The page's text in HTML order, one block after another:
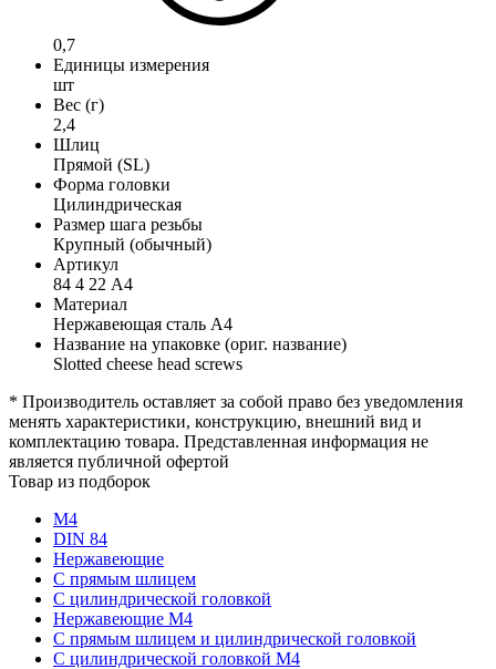
0,7
Единицы измерения
шт
Вес (г)
2,4
Шлиц
Прямой (SL)
Форма головки
Цилиндрическая
Размер шага резьбы
Крупный (обычный)
Артикул
84 4 22 А4
Материал
Нержавеющая сталь А4
Название на упаковке (ориг. название)
Slotted cheese head screws
* Производитель оставляет за собой право без уведомления
менять характеристики, конструкцию, внешний вид и
комплектацию товара. Представленная информация не
является публичной офертой
Товар из подборок
М4
DIN 84
Нержавеющие
С прямым шлицем
С цилиндрической головкой
Нержавеющие М4
С прямым шлицем и цилиндрической головкой
С цилиндрической головкой М4